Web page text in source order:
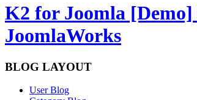
K2 for Joomla [Demo]
JoomlaWorks
BLOG LAYOUT
User Blog